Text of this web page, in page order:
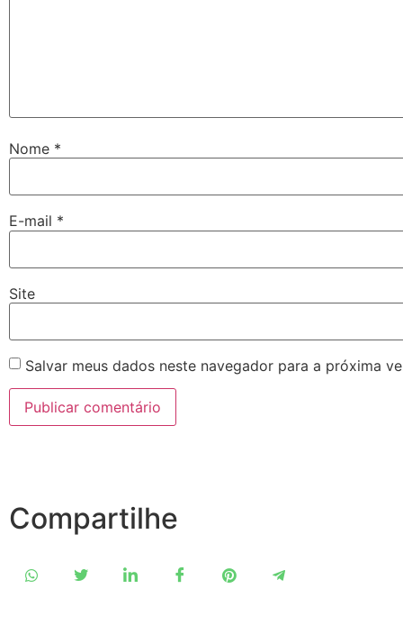
Nome *
E-mail *
Site
Salvar meus dados neste navegador para a próxima
Compartilhe